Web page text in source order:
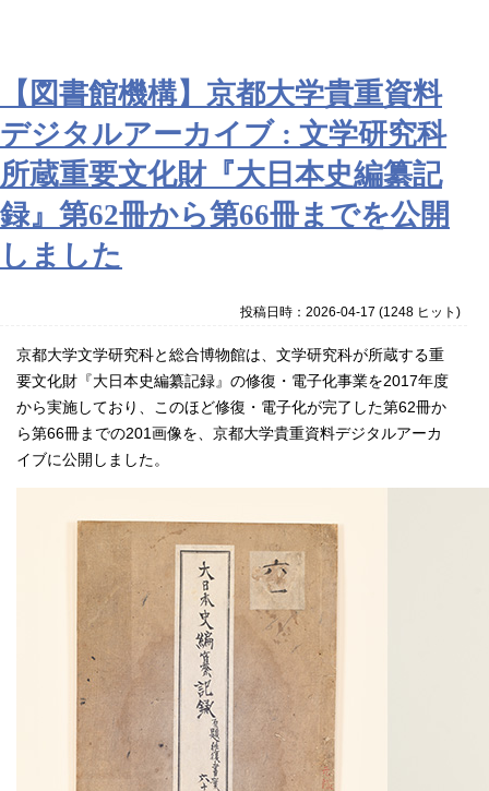
【図書館機構】京都大学貴重資料
デジタルアーカイブ : 文学研究科
所蔵重要文化財『大日本史編纂記
録』第62冊から第66冊までを公開
しました
投稿日時：2026-04-17 (1248 ヒット )
京都大学文学研究科と総合博物館は、文学研究科が所蔵する重
要文化財『大日本史編纂記録』の修復・電子化事業を2017年度
から実施しており、このほど修復・電子化が完了した第62冊か
ら第66冊までの201画像を、京都大学貴重資料デジタルアーカ
イブに公開しました。